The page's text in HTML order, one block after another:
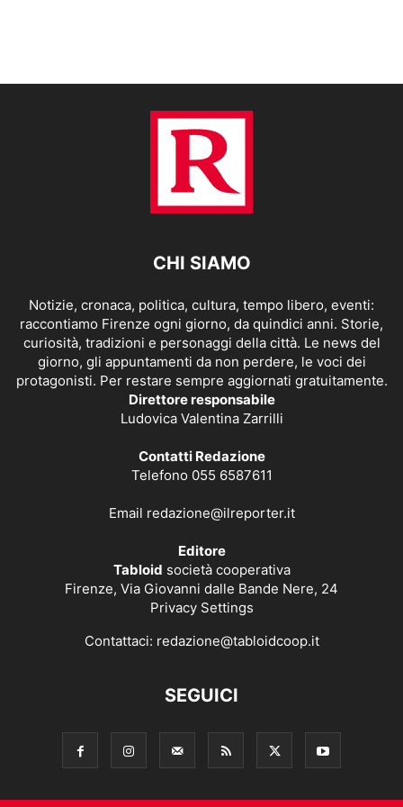
CHI SIAMO
Notizie, cronaca, politica, cultura, tempo libero, eventi:
raccontiamo Firenze ogni giorno, da quindici anni. Storie,
curiosità, tradizioni e personaggi della città. Le news del
giorno, gli appuntamenti da non perdere, le voci dei
protagonisti. Per restare sempre aggiornati gratuitamente.
Direttore responsabile
Ludovica Valentina Zarrilli
Contatti Redazione
Telefono 055 6587611
Email redazione@ilreporter.it
Editore
Tabloid società cooperativa
Firenze, Via Giovanni dalle Bande Nere, 24
Privacy Settings
Contattaci: redazione@tabloidcoop.it
SEGUICI